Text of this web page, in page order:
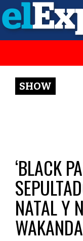
SHOW
‘BLACK
NATAL Y
WAKANDA